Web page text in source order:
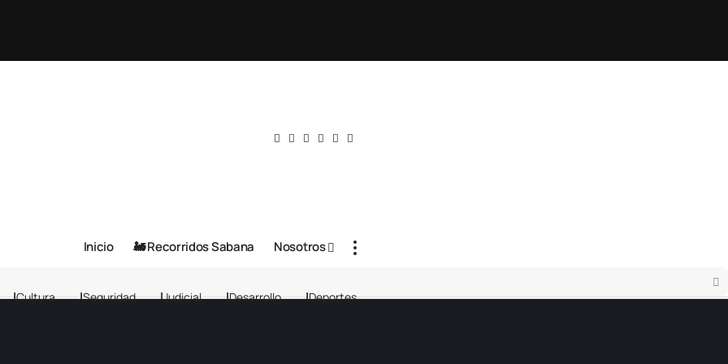
Inicio 🚂 Recorridos Sabana Nosotros
Cultura Seguridad Judicial Desarrollo Deportes